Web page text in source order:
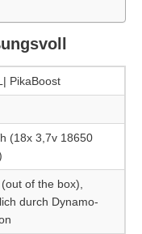
PikaBoost
(18x 3,7v 18650
of the box),
durch Dynamo-